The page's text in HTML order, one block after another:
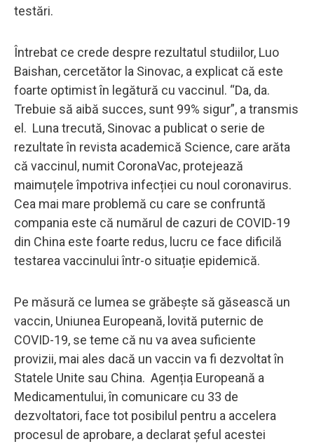
testări.
Întrebat ce crede despre rezultatul studiilor, Luo
Baishan, cercetător la Sinovac, a explicat că este
foarte optimist în legătură cu vaccinul. “Da, da.
Trebuie să aibă succes, sunt 99% sigur”, a transmis
el. Luna trecută, Sinovac a publicat o serie de
rezultate în revista academică Science, care arăta
că vaccinul, numit CoronaVac, protejează
maimuțele împotriva infecției cu noul coronavirus.
Cea mai mare problemă cu care se confruntă
compania este că numărul de cazuri de COVID-19
din China este foarte redus, lucru ce face dificilă
testarea vaccinului într-o situație epidemică.
Pe măsură ce lumea se grăbește să găsească un
vaccin, Uniunea Europeană, lovită puternic de
COVID-19, se teme că nu va avea suficiente
provizii, mai ales dacă un vaccin va fi dezvoltat în
Statele Unite sau China. Agenția Europeană a
Medicamentului, în comunicare cu 33 de
dezvoltatori, face tot posibilul pentru a accelera
procesul de aprobare, a declarat șeful acestei